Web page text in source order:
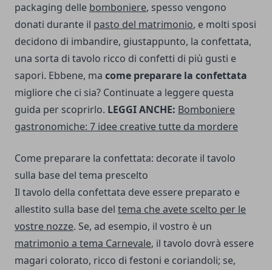
packaging delle bomboniere, spesso vengono
donati durante il pasto del matrimonio, e molti sposi
decidono di imbandire, giustappunto, la confettata,
una sorta di tavolo ricco di confetti di più gusti e
sapori. Ebbene, ma come preparare la confettata
migliore che ci sia? Continuate a leggere questa
guida per scoprirlo. LEGGI ANCHE: Bomboniere
gastronomiche: 7 idee creative tutte da mordere
Come preparare la confettata: decorate il tavolo
sulla base del tema prescelto
Il tavolo della confettata deve essere preparato e
allestito sulla base del tema che avete scelto per le
vostre nozze. Se, ad esempio, il vostro è un
matrimonio a tema Carnevale, il tavolo dovrà essere
magari colorato, ricco di festoni e coriandoli; se,